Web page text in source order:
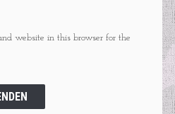
website in this browser for the